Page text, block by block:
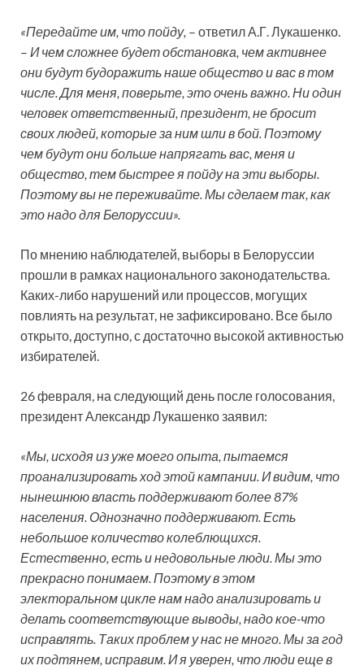
«Передайте им, что пойду, – ответил А.Г. Лукашенко.
– И чем сложнее будет обстановка, чем активнее
они будут будоражить наше общество и вас в том
числе. Для меня, поверьте, это очень важно. Ни один
человек ответственный, президент, не бросит
своих людей, которые за ним шли в бой. Поэтому
чем будут они больше напрягать вас, меня и
общество, тем быстрее я пойду на эти выборы.
Поэтому вы не переживайте. Мы сделаем так, как
это надо для Белоруссии».
По мнению наблюдателей, выборы в Белоруссии
прошли в рамках национального законодательства.
Каких-либо нарушений или процессов, могущих
повлиять на результат, не зафиксировано. Все было
открыто, доступно, с достаточно высокой активностью
избирателей.
26 февраля, на следующий день после голосования,
президент Александр Лукашенко заявил:
«Мы, исходя из уже моего опыта, пытаемся
проанализировать ход этой кампании. И видим, что
нынешнюю власть поддерживают более 87%
населения. Однозначно поддерживают. Есть
небольшое количество колеблющихся.
Естественно, есть и недовольные люди. Мы это
прекрасно понимаем. Поэтому в этом
электоральном цикле нам надо анализировать и
делать соответствующие выводы, надо кое-что
исправлять. Таких проблем у нас не много. Мы за год
их подтянем, исправим. И я уверен, что люди еще в